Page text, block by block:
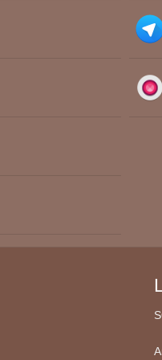
contactați pentru a discuta